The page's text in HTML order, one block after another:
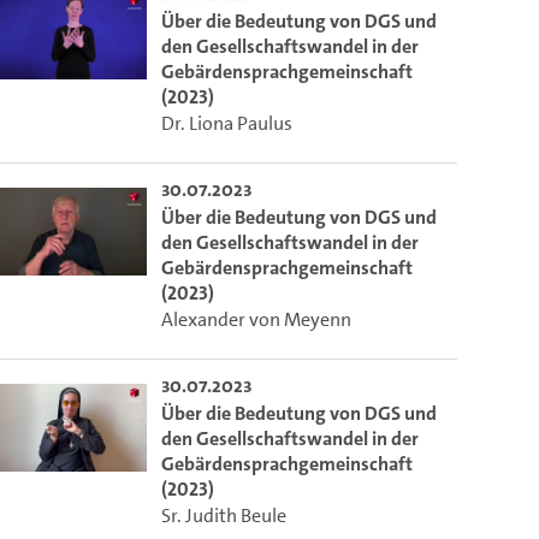
Über die Bedeutung von DGS und
den Gesellschaftswandel in der
Gebärdensprachgemeinschaft
(2023)
Dr. Liona Paulus
30.07.2023
Über die Bedeutung von DGS und
den Gesellschaftswandel in der
Gebärdensprachgemeinschaft
(2023)
Alexander von Meyenn
30.07.2023
Über die Bedeutung von DGS und
den Gesellschaftswandel in der
Gebärdensprachgemeinschaft
(2023)
Sr. Judith Beule